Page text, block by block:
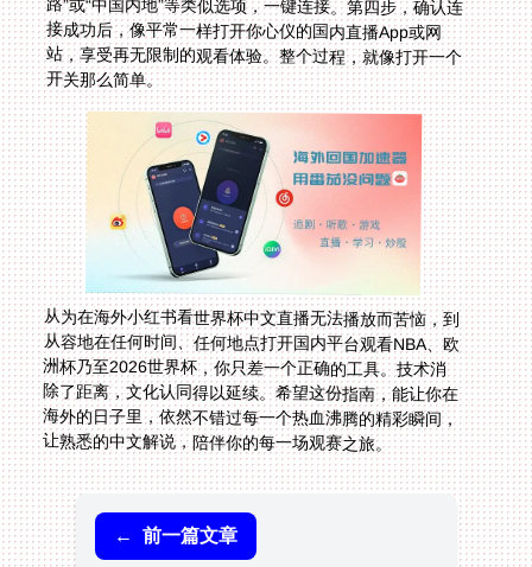
开关那么简单。
从为在海外小红书看世界杯中文直播无法播放而苦恼，到
从容地在任何时间、任何地点打开国内平台观看NBA、欧
洲杯乃至2026世界杯，你只差一个正确的工具。技术消
除了距离，文化认同得以延续。希望这份指南，能让你在
海外的日子里，依然不错过每一个热血沸腾的精彩瞬间，
让熟悉的中文解说，陪伴你的每一场观赛之旅。
← 前一篇文章